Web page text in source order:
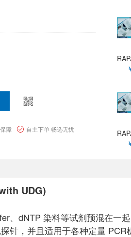
障 自主下单 畅选无忧
UDG)
、dNTP 染料等试剂预混在一
针，并且适用于各种定量 PCR